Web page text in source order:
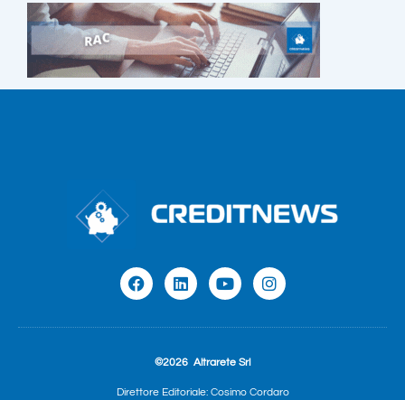
©2026 Altrarete Srl
Direttore Editoriale: Cosimo Cordaro